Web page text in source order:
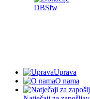
Uprava
O nama